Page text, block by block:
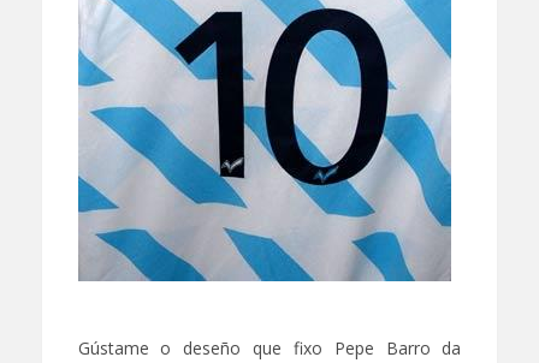
Gústame o deseño que fixo Pepe Barro da